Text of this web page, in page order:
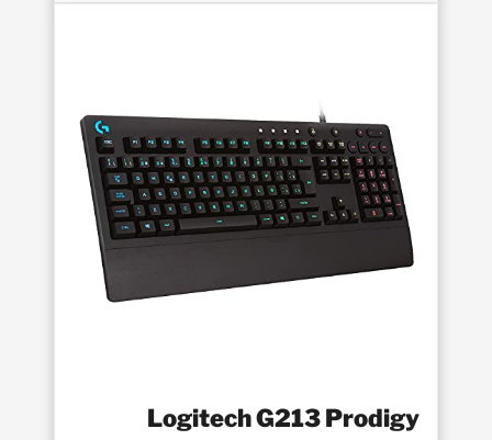
Logitech G213 Prodigy